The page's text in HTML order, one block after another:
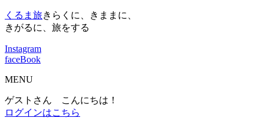
くるま旅きらくに、きままに、
きがるに、旅をする
Instagram
faceBook
MENU
ゲストさん こんにちは！
ログインはこちら